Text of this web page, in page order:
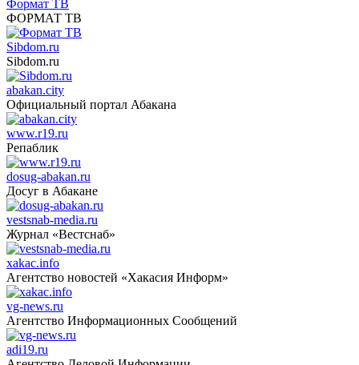
Формат ТВ
ФОРМАТ ТВ
Sibdom.ru
Sibdom.ru
abakan.city
Официальный портал Абакана
www.r19.ru
Репаблик
dosug-abakan.ru
Досуг в Абакане
vestsnab-media.ru
Журнал «Вестснаб»
xakac.info
Агентство новостей «Хакасия Информ»
vg-news.ru
Агентство Информационных Сообщений
adi19.ru